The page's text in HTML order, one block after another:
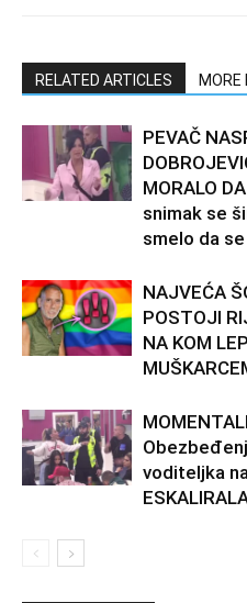
RELATED ARTICLES MORE
PEVAČ
MORALO
snimak se
smelo da
NAJVEĆA
POSTOJI
NA KOM
voditeljka